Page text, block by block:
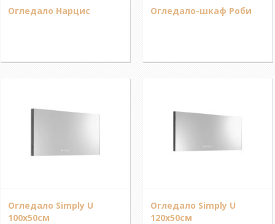
Огледало Нарцис Огледало-шкаф Роби
Огледало Simply U
100x50см
Огледало Simply U
120x50см